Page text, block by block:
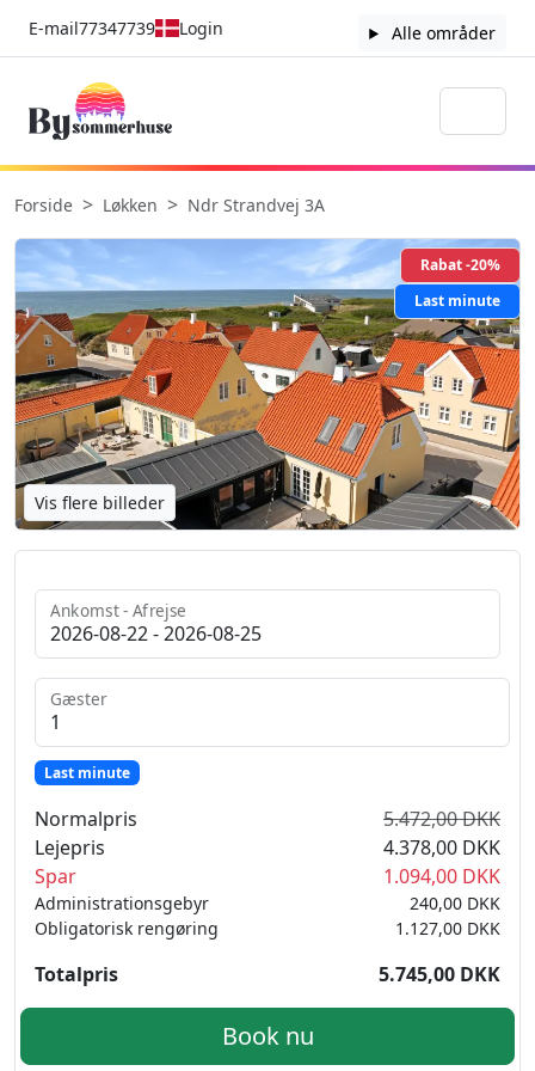
E-mail77347739 Login Alle områder
Forside Løkken Ndr Strandvej 3A
Rabat -20%
Last minute
Vis flere billeder
Ankomst - Afrejse
Gæster
Last minute
Normalpris
5.472,00 DKK
Lejepris
4.378,00 DKK
Spar
1.094,00 DKK
240,00 DKK
Administrationsgebyr
1.127,00 DKK
Obligatorisk rengøring
Totalpris 5.745,00 DKK
Book nu